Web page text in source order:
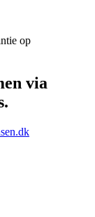
op
via